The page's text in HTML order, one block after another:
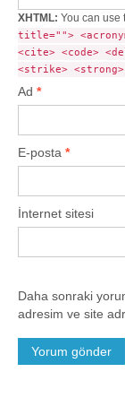
XHTML: You can use
title="">
<cite> <code>
<strike> <strong>
Ad *
E-posta *
İnternet sitesi
Daha sonraki
adresim ve site